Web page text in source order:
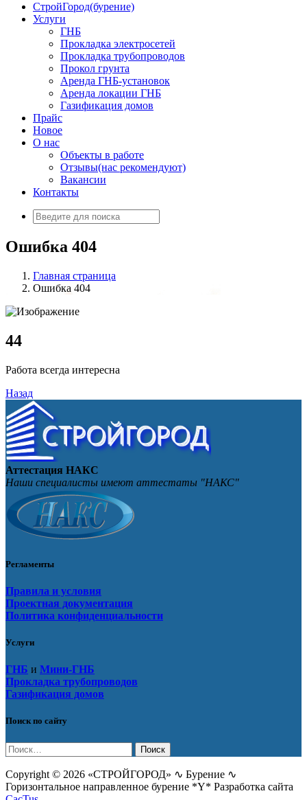
«СТРОЙГОРОД» ∿ Бурение ∿ ГНБ ∿ Прокладка
трудопроводов ∿ Газификация жилого сектора ✆
+74951573444
СтройГород(бурение)
Услуги
ГНБ
Прокладка электросетей
Прокладка трубопроводов
Прокол грунта
Аренда ГНБ-установок
Аренда локации ГНБ
Газификация домов
Прайс
Новое
О нас
Объекты в работе
Отзывы(нас рекомендуют)
Вакансии
Контакты
Искать:
Ошибка 404
Главная страница
Ошибка 404
44
Работа всегда интересна
Назад
Аттестация НАКС
Наши специалисты имеют аттестаты "НАКС"
Регламенты
Правила и условия
Проектная документация
Политика конфиденциальности
Услуги
ГНБ и Мини-ГНБ
Прокладка трубопроводов
Газификация домов
Поиск по сайту
Найти:
Copyright © 2026 «СТРОЙГОРОД» ∿ Бурение ∿
Горизонтальное направленное бурение *Y* Разработка сайта